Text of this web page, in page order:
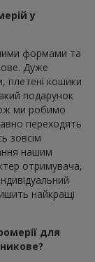
у
формами та
Дуже
плетені кошики
подарунок
ми робимо
переходять
зовсім
нашим
отримувача,
найкращі
для